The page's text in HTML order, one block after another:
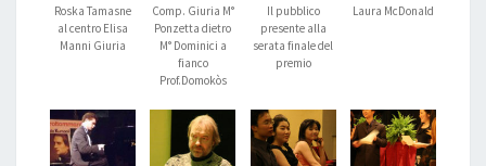
Roska Tamasne
al centro Elisa
Manni Giuria
Comp. Giuria M°
Ponzetta dietro
M° Dominici a
fianco
Prof.Domokòs
Il pubblico
presente alla
serata finale del
premio
Laura McDonald